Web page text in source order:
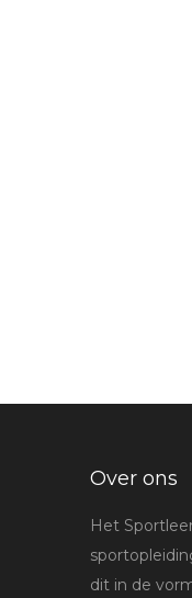
Over ons
Het
dit in de